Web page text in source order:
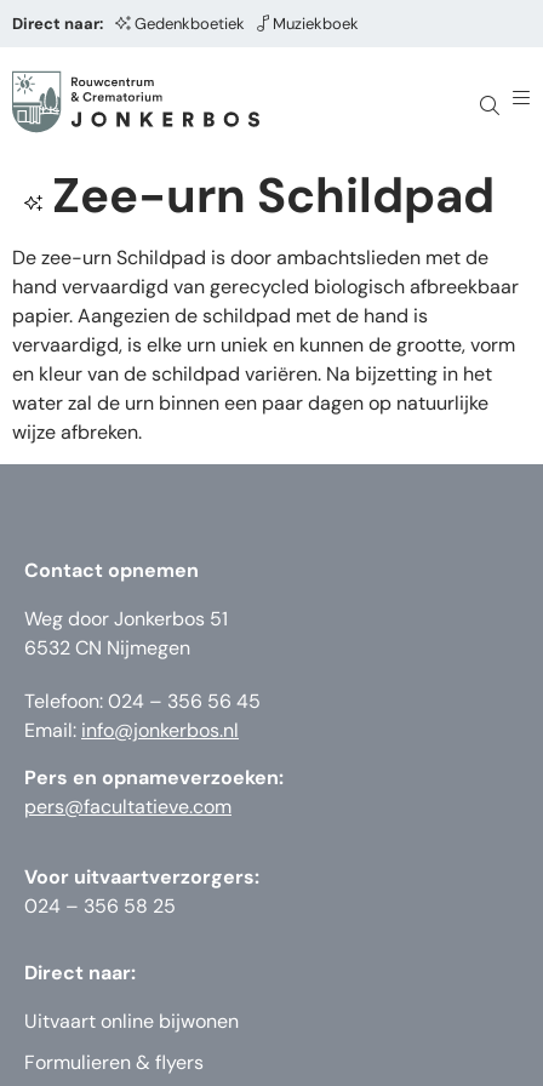
Direct naar: Gedenkboetiek Muziekboek
Zee-urn Schildpad
De zee-urn Schildpad is door ambachtslieden met de
hand vervaardigd van gerecycled biologisch afbreekbaar
papier. Aangezien de schildpad met de hand is
vervaardigd, is elke urn uniek en kunnen de grootte, vorm
en kleur van de schildpad variëren. Na bijzetting in het
water zal de urn binnen een paar dagen op natuurlijke
wijze afbreken.
Contact opnemen
Weg door Jonkerbos 51
6532 CN Nijmegen
Telefoon: 024 – 356 56 45
Email: info@jonkerbos.nl
Pers en opnameverzoeken:
pers@facultatieve.com
Voor uitvaartverzorgers:
024 – 356 58 25
Direct naar:
Uitvaart online bijwonen
Formulieren & flyers